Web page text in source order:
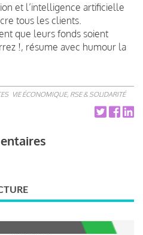
et l’intelligence artificielle
tous les clients.
que leurs fonds soient
!, résume avec humour la
VIE ÉCONOMIQUE, RSE & SOLIDARITÉ